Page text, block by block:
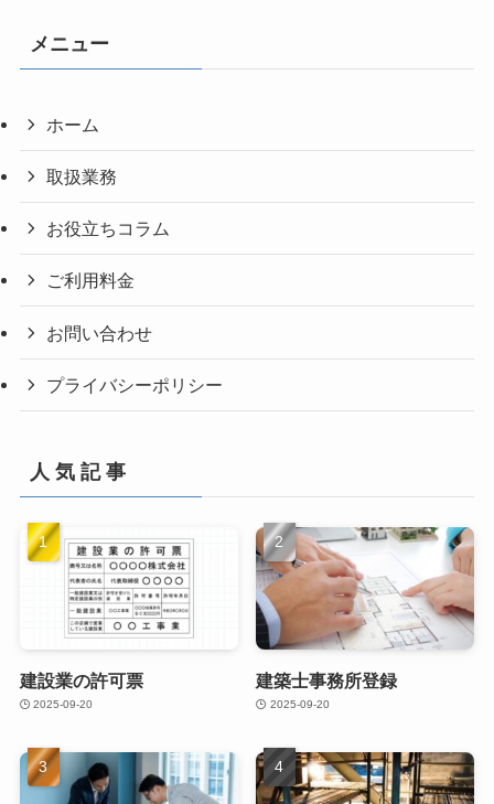
メニュー
ホーム
取扱業務
お役立ちコラム
ご利用料金
お問い合わせ
プライバシーポリシー
人 気 記 事
建設業の許可票
2025-09-20
建築士事務所登録
2025-09-20